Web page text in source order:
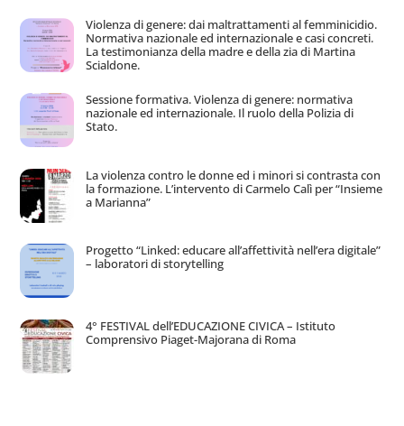
Violenza di genere: dai maltrattamenti al femminicidio.
Normativa nazionale ed internazionale e casi concreti.
La testimonianza della madre e della zia di Martina
Scialdone.
Sessione formativa. Violenza di genere: normativa
nazionale ed internazionale. Il ruolo della Polizia di
Stato.
La violenza contro le donne ed i minori si contrasta con
la formazione. L’intervento di Carmelo Calì per “Insieme
a Marianna”
Progetto “Linked: educare all’affettività nell’era digitale”
– laboratori di storytelling
4° FESTIVAL dell’EDUCAZIONE CIVICA – Istituto
Comprensivo Piaget-Majorana di Roma